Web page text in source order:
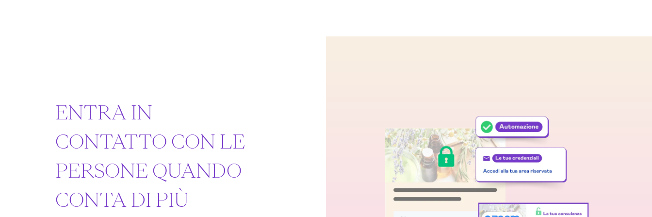
ENTRA IN
CONTATTO CON LE
PERSONE QUANDO
CONTA DI PIÙ